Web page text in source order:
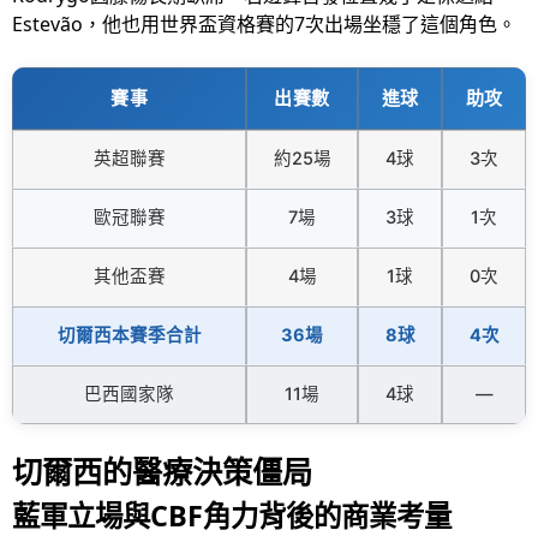
Estevão，他也用世界盃資格賽的7次出場坐穩了這個角色。
賽事 出賽數 進球 助攻
英超聯賽 約25場 4球 3次
歐冠聯賽 7場 3球 1次
其他盃賽 4場 1球 0次
切爾西本賽季合計 36場 8球 4次
巴西國家隊 11場 4球 —
切爾西的醫療決策僵局
藍軍立場與CBF角力背後的商業考量